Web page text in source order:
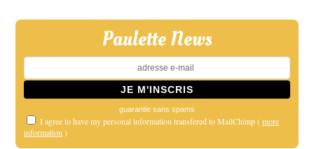
Paulette News
guarantie sans spams
I agree to have my personal information transfered to MailChimp (more
information)